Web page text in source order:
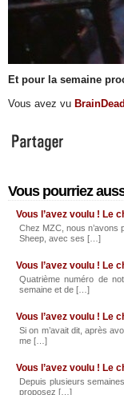
Et pour la semaine
Vous avez vu BrainDead
Vous pourriez
Vous l’avez voulu ! Le
Chez MZC, nous n’avons
Sheep, avec ses […]
Vous l’avez voulu ! Le
Quatrième numéro de
semaine et de […]
Vous l’avez voulu ! Le
Si on m’avait dit, après
me […]
Vous l’avez voulu ! Le
Depuis plusieurs
proposez […]